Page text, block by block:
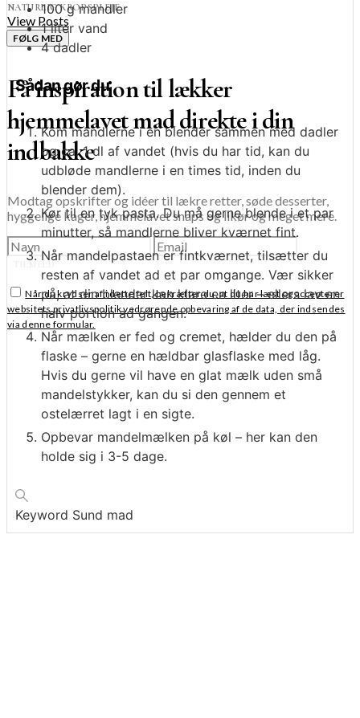
NATURLIG KROPSPLEJE
View Posts
FØLG MED
Få inspiration til lækker
hjemmelavet mad direkte i din
indbakke
Modtag opskrifter og idéer til lækre retter, søde desserter,
hyggelige kager, hjemmelavet snaps og likør og meget mere.
TILMELD
Når du krydser af i dette felt, bekræfter du, at du har læst og accepterer
websitets privatlivspolitik vedrørende opbevaring af de data, der indsendes
via denne formular.
100 g mandler
1 liter vand
4 dadler
Sådan gør du
Kom mandlerne i en blender sammen med dadler
og ca. 1 dl af vandet (hvis du har tid, kan du
udbløde mandlerne i en times tid, inden du
blender dem).
Kør til en tyk pasta. Du må gerne blende i et par
minutter, så mandlerne bliver kværnet fint.
Når mandelpastaen er fintkværnet, tilsætter du
resten af vandet ad et par omgange. Vær sikker
på, at din blender kan klare en liter – ellers lav en
halv portion ad gangen.
Når mælken er fed og cremet, hælder du den på
flaske – gerne en hældbar glasflaske med låg.
Hvis du gerne vil have en glat mælk uden små
mandelstykker, kan du si den gennem et
ostelærret lagt i en sigte.
Opbevar mandelmælken på køl – her kan den
holde sig i 3-5 dage.
Keyword Sund mad